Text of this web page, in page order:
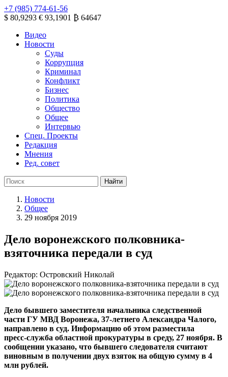
+7 (985) 774-61-56
$ 80,9293 € 93,1901 ₿ 64647
Видео
Новости
Суды
Коррупция
Криминал
Конфликт
Бизнес
Политика
Общество
Общее
Интервью
Спец. Проекты
Редакция
Мнения
Ред. совет
Новости
Общее
29 ноября 2019
Дело воронежского полковника-
взяточника передали в суд
Редактор: Островский Николай
Дело бывшего заместителя начальника следственной
части ГУ МВД Воронежа, 37-летнего Александра Чалого,
направлено в суд. Информацию об этом разместила
пресс-служба областной прокуратуры в среду, 27 ноября. В
сообщении указано, что бывшего следователя считают
виновным в получении двух взяток на общую сумму в 4
млн рублей.